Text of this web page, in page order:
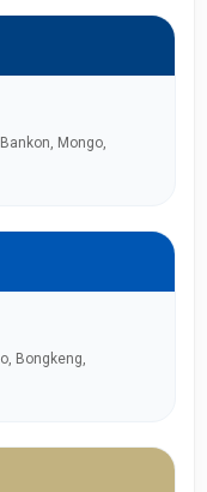
Mongo,
Bongkeng,